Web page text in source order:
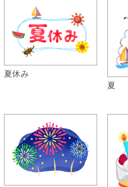
夏休み
夏